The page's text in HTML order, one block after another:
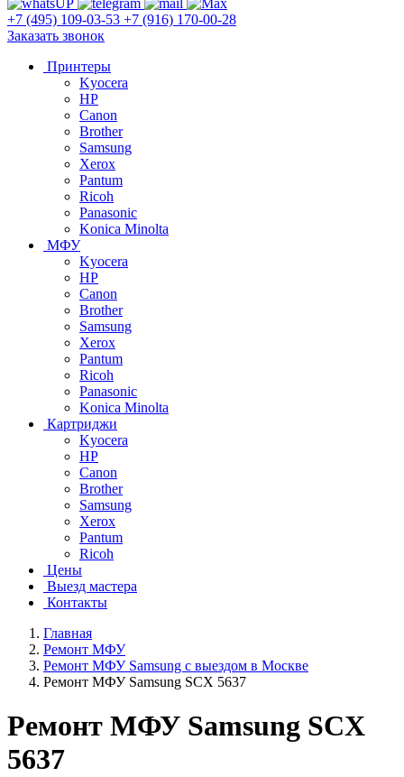
+7 (495) 109-03-53 +7 (916) 170-00-28
Заказать звонок
Принтеры
Kyocera
HP
Canon
Brother
Samsung
Xerox
Pantum
Ricoh
Panasonic
Konica Minolta
МФУ
Kyocera
HP
Canon
Brother
Samsung
Xerox
Pantum
Ricoh
Panasonic
Konica Minolta
Картриджи
Kyocera
HP
Canon
Brother
Samsung
Xerox
Pantum
Ricoh
Цены
Выезд мастера
Контакты
Главная
Ремонт МФУ
Ремонт МФУ Samsung с выездом в Москве
Ремонт МФУ Samsung SCX 5637
Ремонт МФУ Samsung SCX
5637